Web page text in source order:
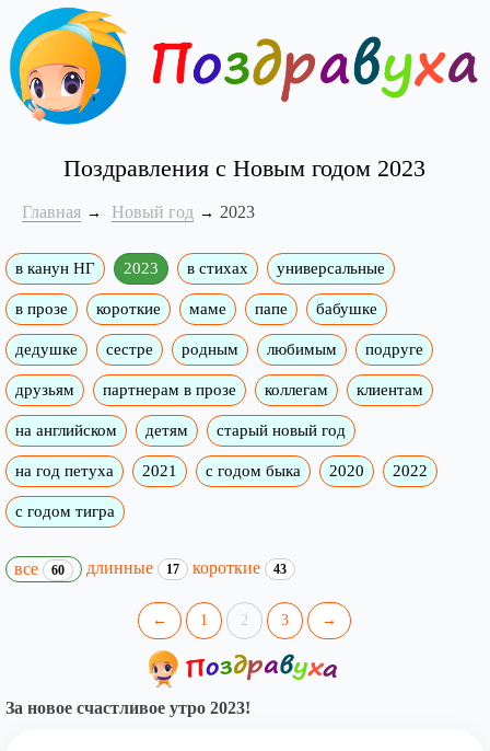
Поздравления с Новым годом 2023
Главная Новый год 2023
в канун НГ 2023 в стихах универсальные
в прозе короткие маме папе бабушке
дедушке сестре родным любимым подруге
друзьям партнерам в прозе коллегам клиентам
на английском детям старый новый год
на год петуха 2021 с годом быка 2020 2022
с годом тигра
все 60 длинные 17 короткие 43
← 1 2 3 →
За новое счастливое утро 2023!